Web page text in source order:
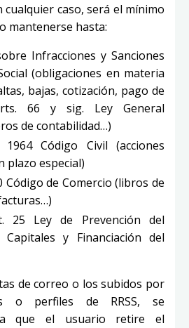
cualquier caso, será el mínimo
mantenerse hasta:
Infracciones y Sanciones
(obligaciones en materia
bajas, cotización, pago de
66 y sig. Ley General
de contabilidad…)
Código Civil (acciones
plazo especial)
Código de Comercio (libros de
25 Ley de Prevención del
y Financiación del
de correo o los subidos por
o perfiles de RRSS, se
que el usuario retire el